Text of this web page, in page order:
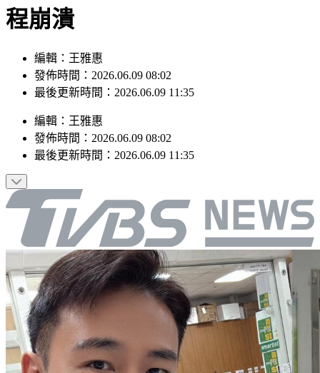
程崩潰
編輯：王雅惠
發佈時間：2026.06.09 08:02
最後更新時間：2026.06.09 11:35
編輯 ： 王雅惠
發佈時間： 2026.06.09 08:02
最後更新時間： 2026.06.09 11:35